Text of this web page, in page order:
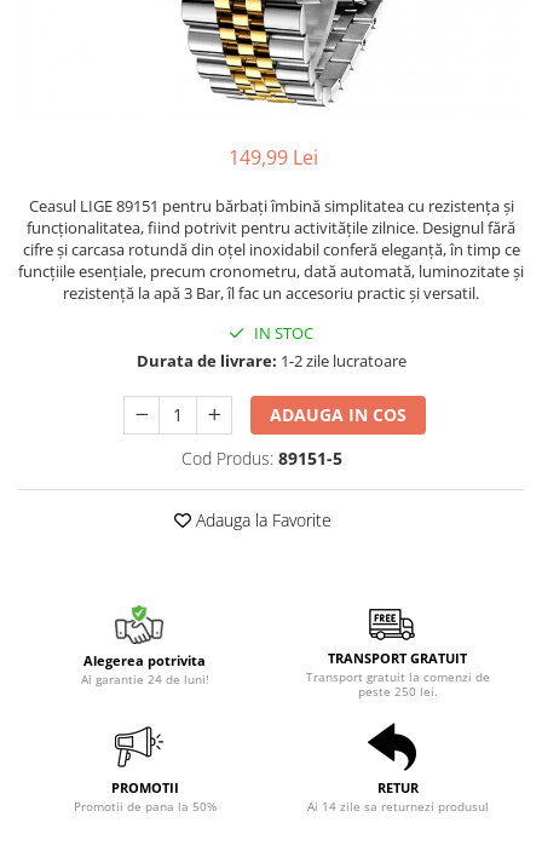
149,99 Lei
Ceasul LIGE 89151 pentru bărbați îmbină simplitatea cu rezistența și
funcționalitatea, fiind potrivit pentru activitățile zilnice. Designul fără
cifre și carcasa rotundă din oțel inoxidabil conferă eleganță, în timp ce
funcțiile esențiale, precum cronometru, dată automată, luminozitate și
rezistență la apă 3 Bar, îl fac un accesoriu practic și versatil.
IN STOC
Durata de livrare: 1-2 zile lucratoare
ADAUGA IN COS
Cod Produs: 89151-5
Adauga la Favorite
Alegerea potrivita
Ai garantie 24 de luni!
TRANSPORT GRATUIT
Transport gratuit la comenzi de
peste 250 lei.
PROMOTII
Promotii de pana la 50%
RETUR
Ai 14 zile sa returnezi produsul